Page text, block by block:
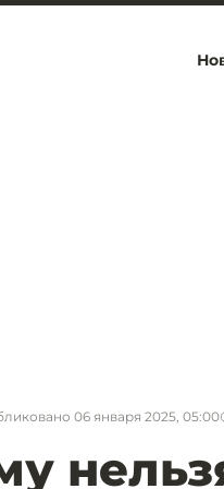
06 января 2025, 05:00